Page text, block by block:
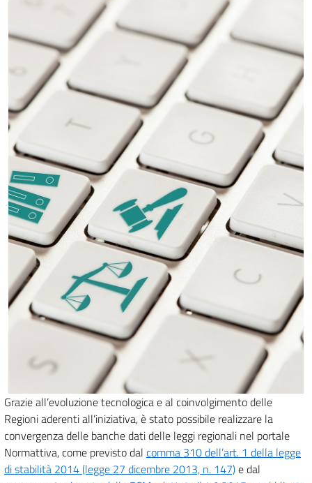
Grazie all’evoluzione tecnologica e al coinvolgimento delle
Regioni aderenti all’iniziativa, è stato possibile realizzare la
convergenza delle banche dati delle leggi regionali nel portale
Normattiva, come previsto dal comma 310 dell’art. 1 della legge
di stabilità 2014 (legge 27 dicembre 2013, n. 147)e dal